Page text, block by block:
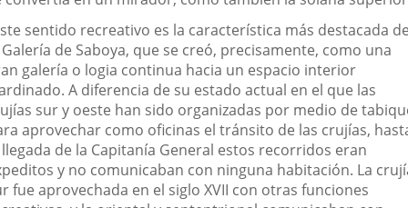
sentido recreativo es la característica más destacada
de Saboya, que se creó, precisamente, como una
galería o logia continua hacia un espacio interior
A diferencia de su estado actual en el que las
sur y oeste han sido organizadas por medio de
aprovechar como oficinas el tránsito de las crujías,
de la Capitanía General estos recorridos eran
y no comunicaban con ninguna habitación. La
fue aprovechada en el siglo XVII con otras funciones